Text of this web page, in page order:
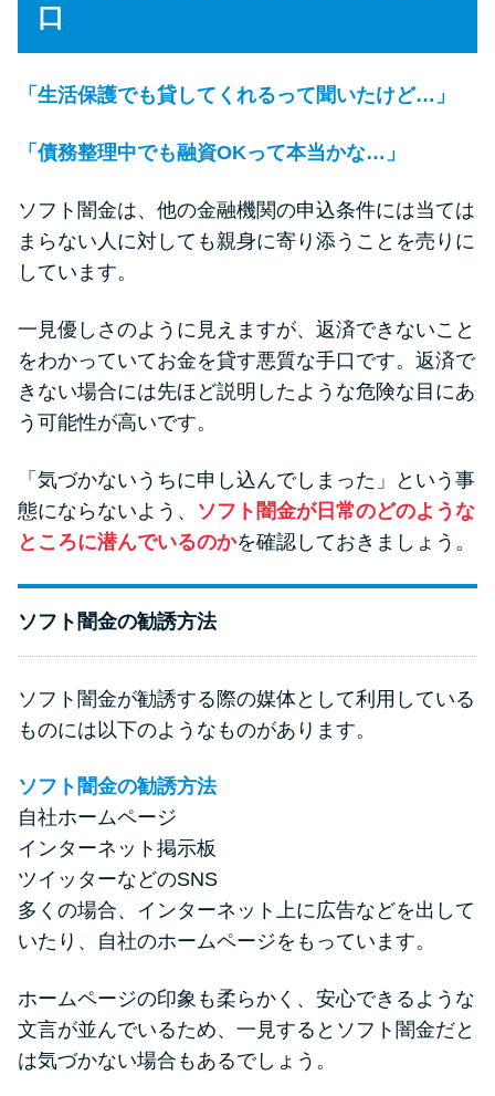
口
「生活保護でも貸してくれるって聞いたけど…」
「債務整理中でも融資OKって本当かな…」
ソフト闇金は、他の金融機関の申込条件には当ては
まらない人に対しても親身に寄り添うことを売りに
しています。
一見優しさのように見えますが、返済できないこと
をわかっていてお金を貸す悪質な手口です。返済で
きない場合には先ほど説明したような危険な目にあ
う可能性が高いです。
「気づかないうちに申し込んでしまった」という事
態にならないよう、 ソフト闇金が日常のどのような
ところに潜んでいるのかを確認しておきましょう。
ソフト闇金の勧誘方法
ソフト闇金が勧誘する際の媒体として利用している
ものには以下のようなものがあります。
ソフト闇金の勧誘方法
自社ホームページ
インターネット掲示板
ツイッターなどのSNS
多くの場合、インターネット上に広告などを出して
いたり、自社のホームページをもっています。
ホームページの印象も柔らかく、安心できるような
文言が並んでいるため、一見するとソフト闇金だと
は気づかない場合もあるでしょう。